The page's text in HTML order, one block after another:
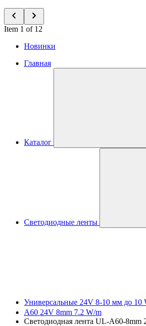
Item 1 of 12
Новинки
Главная
Каталог
Светодиодные ленты
Универсальные 24V 8-10 мм до 10
A60 24V 8mm 7.2 W/m
Светодиодная лента UL-A60-8mm